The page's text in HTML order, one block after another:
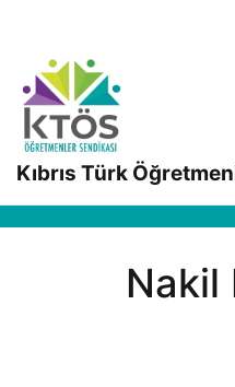
Kıbrıs Türk
Nakil